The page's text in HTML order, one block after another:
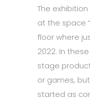
The exhibition
at the space
floor where
2022. In
stage
or games, but
started as